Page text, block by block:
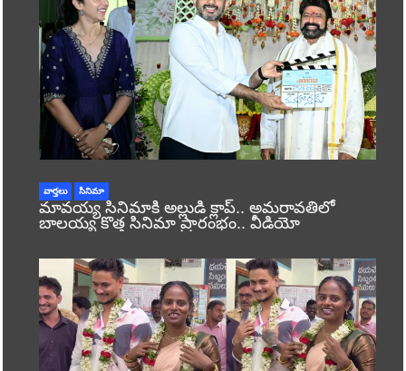
వార్తలు సినిమా
మావయ్య సినిమాకి అల్లుడి క్లాప్.. అమరావతిలో
బాలయ్య కొత్త సినిమా ప్రారంభం.. వీడియో